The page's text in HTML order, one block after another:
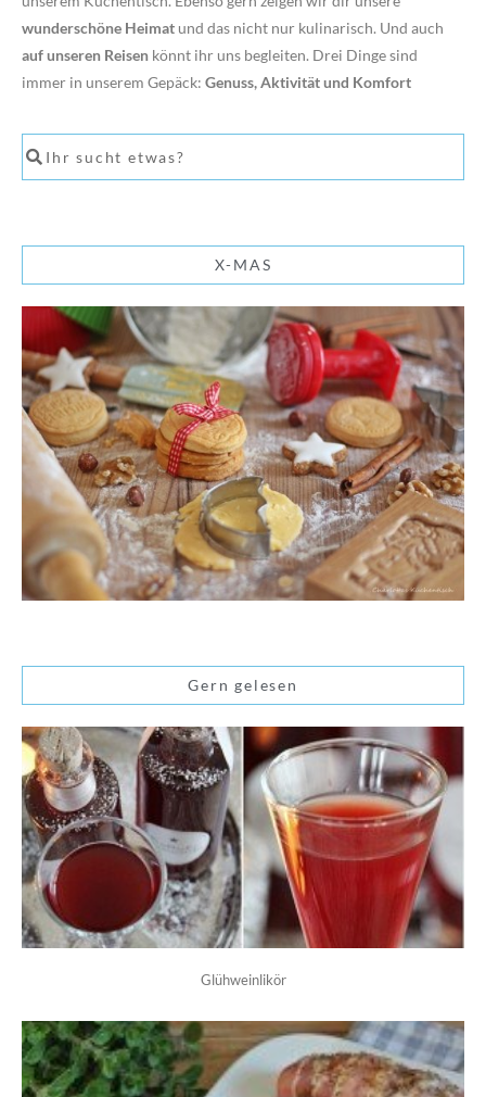
wunderschöne Heimat und das nicht nur kulinarisch. Und auch
auf unseren Reisen könnt ihr uns begleiten. Drei Dinge sind
immer in unserem Gepäck: Genuss, Aktivität und Komfort
X-MAS
Gern gelesen
Glühweinlikör